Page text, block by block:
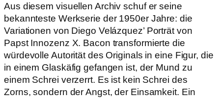
Aus diesem visuellen Archiv schuf er seine
bekannteste Werkserie der 1950er Jahre: die
Variationen von Diego Velázquez’ Porträt von
Papst Innozenz X. Bacon transformierte die
würdevolle Autorität des Originals in eine Figur, die
in einem Glaskäfig gefangen ist, der Mund zu
einem Schrei verzerrt. Es ist kein Schrei des
Zorns, sondern der Angst, der Einsamkeit. Ein